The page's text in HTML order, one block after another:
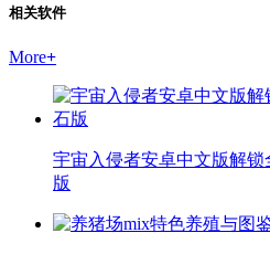
相关软件
More+
宇宙入侵者安卓中文版解锁
版